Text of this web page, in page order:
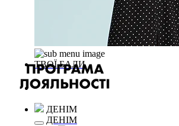
ТВОЇ БАЛИ
ДЕНІМ
ДЕНІМ